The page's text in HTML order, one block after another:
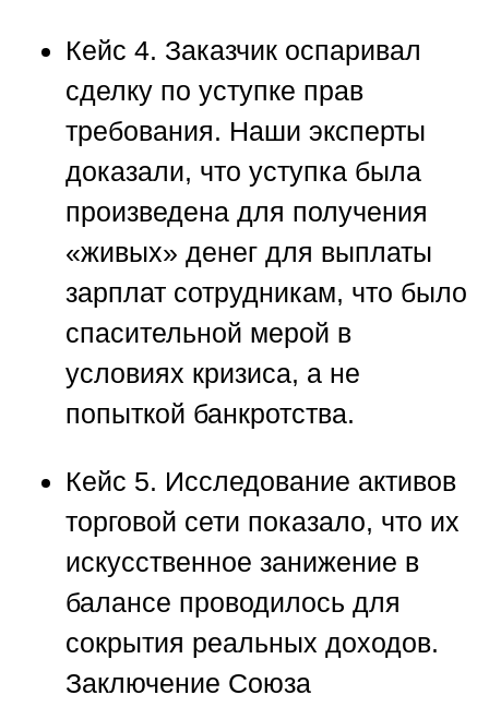
Кейс 4. Заказчик оспаривал
сделку по уступке прав
требования. Наши эксперты
доказали, что уступка была
произведена для получения
«живых» денег для выплаты
зарплат сотрудникам, что было
спасительной мерой в
условиях кризиса, а не
попыткой банкротства.
Кейс 5. Исследование активов
торговой сети показало, что их
искусственное занижение в
балансе проводилось для
сокрытия реальных доходов.
Заключение Союза